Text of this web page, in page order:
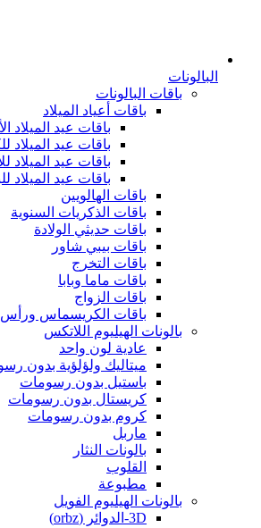
البالونات
باقات البالونات
باقات أعياد الميلاد
باقات عيد الميلاد
باقات عيد الميلاد
باقات عيد الميلاد
باقات عيد الميلاد
باقات الهالويين
باقات الذكريات السنوية
باقات حديثي الولادة
باقات بيبي شاور
باقات التخرج
باقات ماما وبابا
باقات الزواج
باقات الكريسماس ورأس
بالونات الهيليوم اللاتكس
عادية لون واحد
ميتاليك ولؤلؤية بدون
باستيل بدون رسومات
كريستال بدون رسومات
كروم بدون رسومات
ماربل
بالونات النثار
القلوب
مطبوعة
بالونات الهيليوم الفويل
3D-الدوائر (orbz)